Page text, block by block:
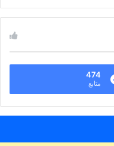
474
متابع